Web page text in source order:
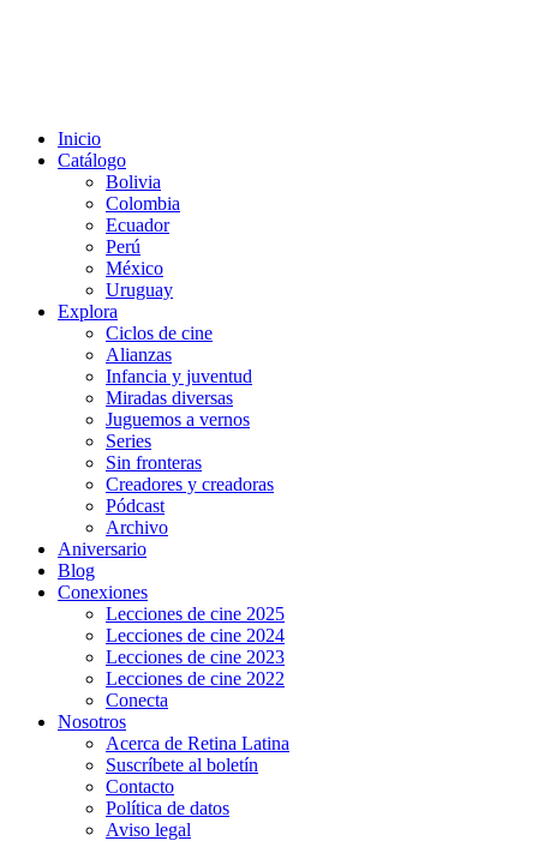
Inicio
Catálogo
Bolivia
Colombia
Ecuador
Perú
México
Uruguay
Explora
Ciclos de cine
Alianzas
Infancia y juventud
Miradas diversas
Juguemos a vernos
Series
Sin fronteras
Creadores y creadoras
Pódcast
Archivo
Aniversario
Blog
Conexiones
Lecciones de cine 2025
Lecciones de cine 2024
Lecciones de cine 2023
Lecciones de cine 2022
Conecta
Nosotros
Acerca de Retina Latina
Suscríbete al boletín
Contacto
Política de datos
Aviso legal